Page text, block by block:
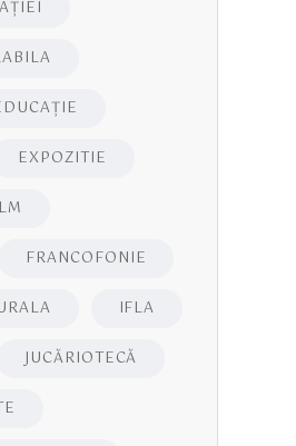
EXPOZITIE
FRANCOFONIE
IFLA
JUCĂRIOTECĂ